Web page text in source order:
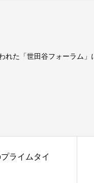
れた「世田谷フォーラム」
ライムタイ